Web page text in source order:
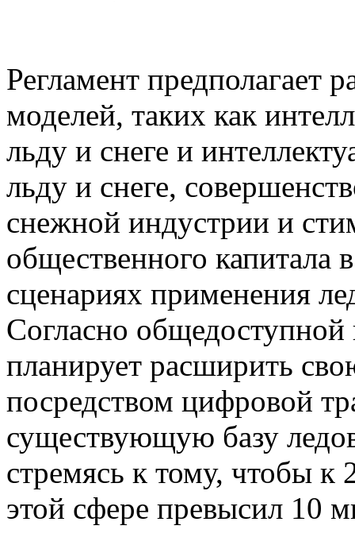
Регламент предполагает
моделей, таких как
льду и снеге и
льду и снеге,
снежной индустрии и
общественного капитала
сценариях применения
Согласно
планирует расширить
посредством цифровой
существующую базу
стремясь к тому, чтобы к
этой сфере превысил 10